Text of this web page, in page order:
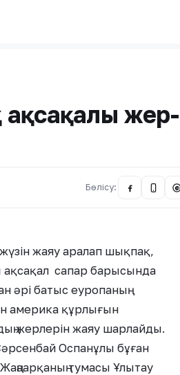
ақсақалы жер-
Бөлісу: @
жаяу аралап шықпақ,
ақсақал сапар барысында
әрі батыс еуропаның
америка құрлығын
жерлерін жаяу шарлайды.
Оспанұлы бұған
тумасы Ұлытау